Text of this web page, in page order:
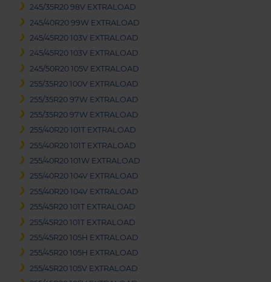
245/35R20 98V EXTRALOAD
245/40R20 99W EXTRALOAD
245/45R20 103V EXTRALOAD
245/45R20 103V EXTRALOAD
245/50R20 105V EXTRALOAD
255/35R20 100V EXTRALOAD
255/35R20 97W EXTRALOAD
255/35R20 97W EXTRALOAD
255/40R20 101T EXTRALOAD
255/40R20 101T EXTRALOAD
255/40R20 101W EXTRALOAD
255/40R20 104V EXTRALOAD
255/40R20 104V EXTRALOAD
255/45R20 101T EXTRALOAD
255/45R20 101T EXTRALOAD
255/45R20 105H EXTRALOAD
255/45R20 105H EXTRALOAD
255/45R20 105V EXTRALOAD